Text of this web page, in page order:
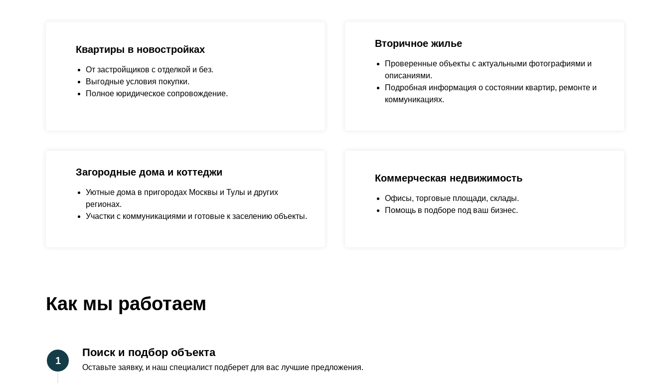
Квартиры в новостройках
От застройщиков с отделкой и без.
Выгодные условия покупки.
Полное юридическое сопровождение.
Вторичное жилье
Проверенные объекты с актуальными фотографиями и
описаниями.
Подробная информация о состоянии квартир, ремонте и
коммуникациях.
Загородные дома и коттеджи
Уютные дома в пригородах Москвы и Тулы и других
регионах.
Участки с коммуникациями и готовые к заселению объекты.
Коммерческая недвижимость
Офисы, торговые площади, склады.
Помощь в подборе под ваш бизнес.
Как мы работаем
Поиск и подбор объекта
Оставьте заявку, и наш специалист подберет для вас лучшие предложения.